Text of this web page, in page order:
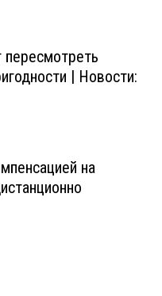
пересмотреть
| Новости:
на